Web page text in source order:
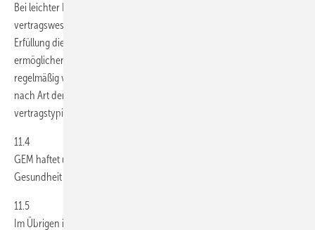
Bei leichter Fahrlässigkeit haftet GEM nur bei der Verletzung
vertragswesentlicher Pflichten, mithin solcher Pflichten, deren
Erfüllung die ordnungsgemäße Durchführung des Vertrages
ermöglichen und auf deren Einhaltung der Vertragspartner
regelmäßig vertrauen darf (sogenannte Kardinalpflichten), auf den
nach Art der Ware bzw. Dienstleistung vorhersehbaren,
vertragstypischen und unmittelbaren Durchschnittsschaden.
11.4
GEM haftet unbegrenzt bei Verletzung von Leben, Körper und
Gesundheit des Bestellers sowie nach dem Produkthaftungsgesetz.
11.5
Im Übrigen ist die vorvertragliche, vertragliche oder